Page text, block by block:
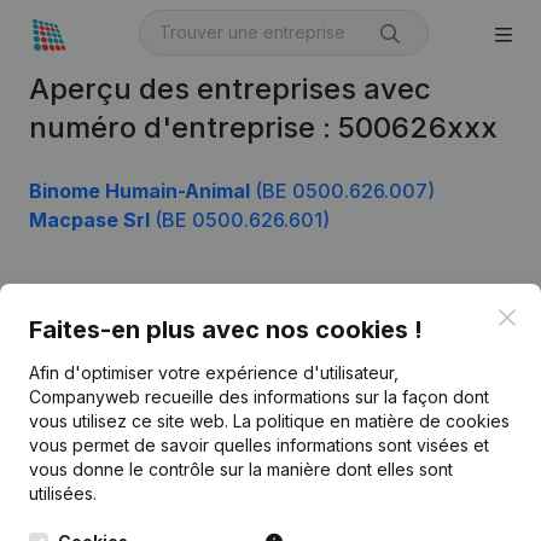
Aperçu des entreprises avec
numéro d'entreprise : 500626xxx
Binome Humain-Animal (BE 0500.626.007)
Macpase Srl (BE 0500.626.601)
Faites-en plus avec nos cookies !
Afin d'optimiser votre expérience d'utilisateur,
Companyweb recueille des informations sur la façon dont
vous utilisez ce site web. La politique en matière de cookies
vous permet de savoir quelles informations sont visées et
vous donne le contrôle sur la manière dont elles sont
utilisées.
Français
Kantorenpark Everest
248D,
Monitoring
Recherche internationale